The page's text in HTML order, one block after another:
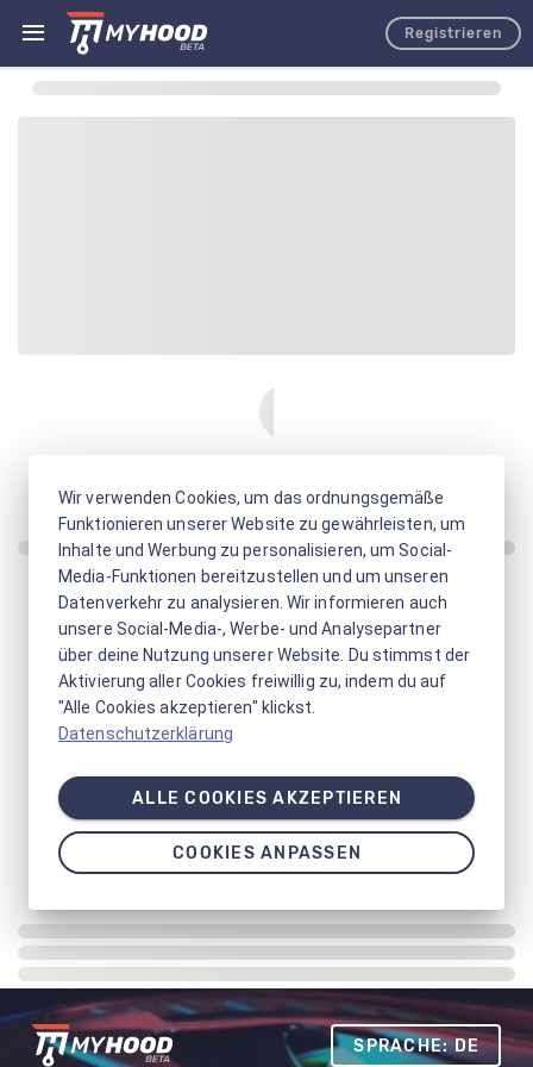
Registrieren
SPRACHE: DE
Wir verwenden Cookies, um das ordnungsgemäße
Funktionieren unserer Website zu gewährleisten, um
Inhalte und Werbung zu personalisieren, um Social-
Media-Funktionen bereitzustellen und um unseren
Datenverkehr zu analysieren. Wir informieren auch
unsere Social-Media-, Werbe- und Analysepartner
über deine Nutzung unserer Website. Du stimmst der
Aktivierung aller Cookies freiwillig zu, indem du auf
"Alle Cookies akzeptieren" klickst.
Datenschutzerklärung
ALLE COOKIES AKZEPTIEREN
COOKIES ANPASSEN